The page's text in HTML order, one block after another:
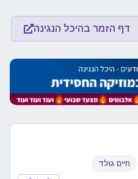
דף הזמר בהיכל הנגינה
חיים גולד